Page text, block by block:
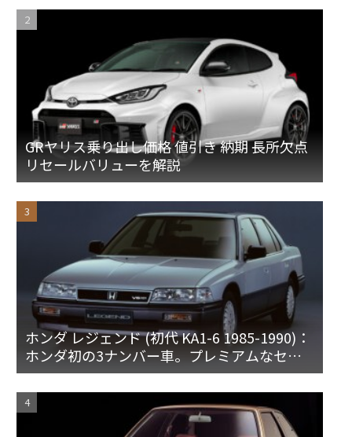
GRヤリス乗り出し価格 値引き 納期 長所欠点
リセールバリューを解説
ホンダ レジェンド (初代 KA1-6 1985-1990)：
ホンダ初の3ナンバー車。プレミアムなセダ
ンとハードトップ